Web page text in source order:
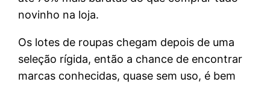
novinho na loja.
Os lotes de roupas chegam depois de uma
seleção rígida, então a chance de encontrar
marcas conhecidas, quase sem uso, é bem